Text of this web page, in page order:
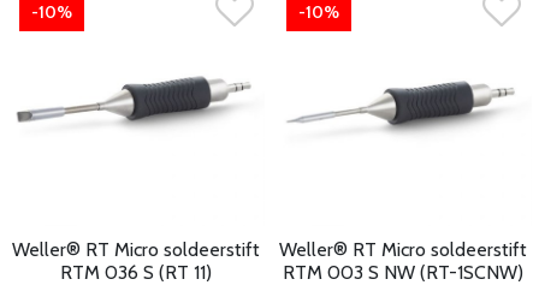
-10%
Weller® RT Micro soldeerstift
RTM 036 S (RT 11)
-10%
Weller® RT Micro soldeerstift
RTM 003 S NW (RT-1SCNW)